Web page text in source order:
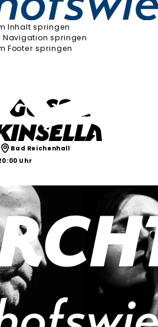
Inhalt springen
Navigation springen
Footer springen
&
Bad Reichenhall
Uhr